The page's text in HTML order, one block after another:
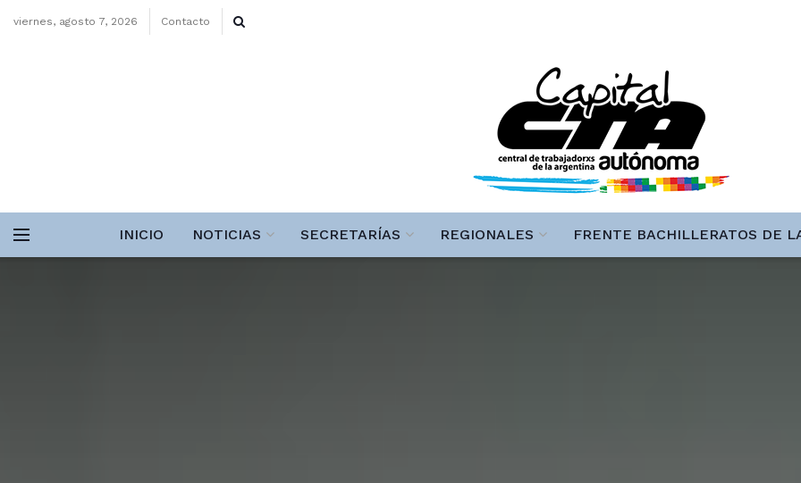
viernes, agosto 7, 2026 Contacto
INICIO NOTICIAS SECRETARÍAS REGIONALES FRENTE BACHILLERATOS DE